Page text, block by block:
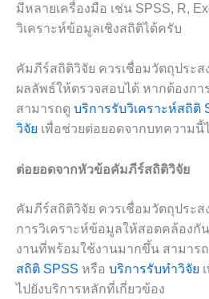
มีหลายเครื่องมือ เช่น SPSS, R,
วิเคราะห์ข้อมูลเชิงสถิติได้ครับ
คัมภีร์สถิติวิจัย ควรเชื่อมวัตถุประส
ผลลัพธ์ให้ตรวจสอบได้ หากต้องก
สามารถดู บริการรับวิเคราะห์สถิติ
วิจัย เพื่อช่วยต่อยอดจากบทความนี้
ต่อยอดจากหัวข้อคัมภีร์สถิติวิจัย
คัมภีร์สถิติวิจัย ควรเชื่อมวัตถุประส
การวิเคราะห์ข้อมูลให้สอดคล้องกั
งานที่พร้อมใช้งานมากขึ้น สามาร
สถิติ SPSS หรือ บริการรับทำวิจัย
ไปยังบริการหลักที่เกี่ยวข้อง